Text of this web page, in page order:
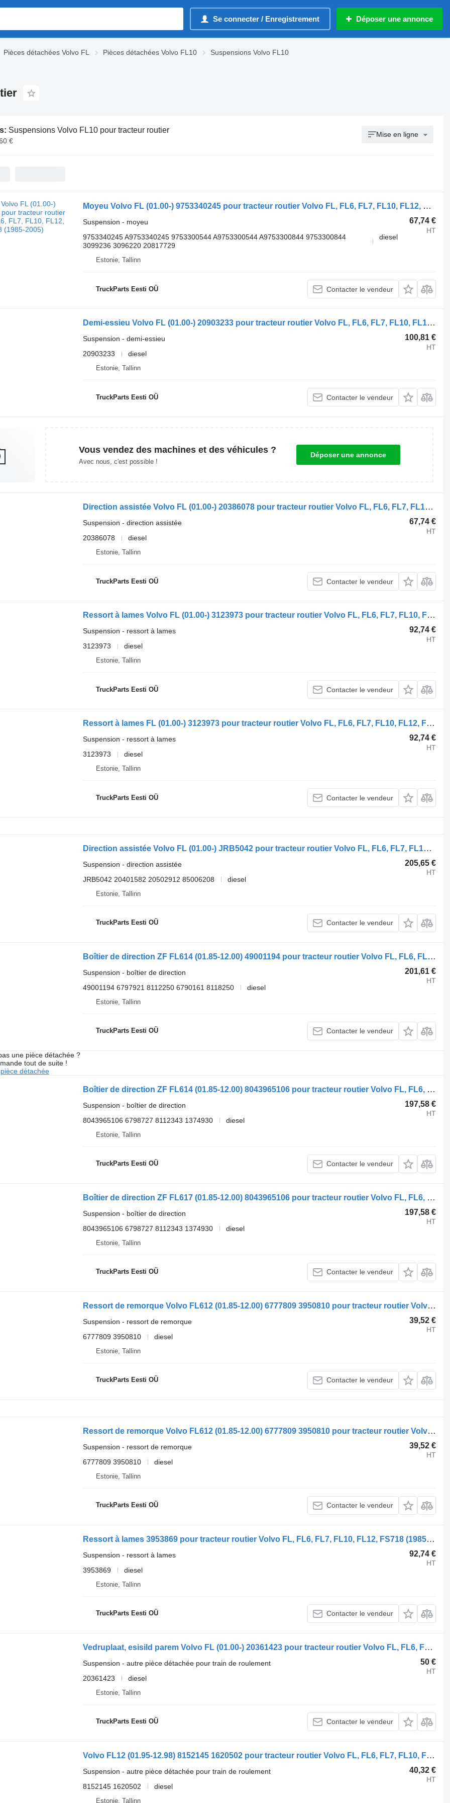
Se connecter / Enregistrement Déposer une annonce
Pièces détachées Volvo FL Pièces détachées Volvo FL10
Suspensions Volvo FL10
Suspensions Volvo FL10 pour tracteur routier
€
Mise en ligne
Moyeu Volvo FL (01.00-) 9753340245 pour tracteur routier Volvo FL, FL6, FL7, FL10, FL12, FS718 (1985-2005)
67,74 €
HT
Suspension - moyeu
9753340245 A9753340245 9753300544 A9753300544 A9753300844 9753300844
3099236 3096220 20817729
diesel
Estonie, Tallinn
TruckParts Eesti OÜ Contacter le vendeur
Demi-essieu Volvo FL (01.00-) 20903233 pour tracteur routier Volvo FL, FL6, FL7, FL10, FL12, FS718 (1985-2005)
100,81 €
HT
Suspension - demi-essieu
20903233
diesel
Estonie, Tallinn
TruckParts Eesti OÜ Contacter le vendeur
Vous vendez des machines et des véhicules ?
Avec nous, c'est possible !
Déposer une annonce
Direction assistée Volvo FL (01.00-) 20386078 pour tracteur routier Volvo FL, FL6, FL7, FL10, FL12, FS718 (1985-2005)
67,74 €
HT
Suspension - direction assistée
20386078
diesel
Estonie, Tallinn
TruckParts Eesti OÜ Contacter le vendeur
Ressort à lames Volvo FL (01.00-) 3123973 pour tracteur routier Volvo FL, FL6, FL7, FL10, FL12, FS718 (1985-2005)
92,74 €
HT
Suspension - ressort à lames
3123973
diesel
Estonie, Tallinn
TruckParts Eesti OÜ Contacter le vendeur
Ressort à lames FL (01.00-) 3123973 pour tracteur routier Volvo FL, FL6, FL7, FL10, FL12, FS718 (1985-2005)
92,74 €
HT
Suspension - ressort à lames
3123973
diesel
Estonie, Tallinn
TruckParts Eesti OÜ Contacter le vendeur
Direction assistée Volvo FL (01.00-) JRB5042 pour tracteur routier Volvo FL, FL6, FL7, FL10, FL12, FS718 (1985-2005)
205,65 €
HT
Suspension - direction assistée
JRB5042 20401582 20502912 85006208
diesel
Estonie, Tallinn
TruckParts Eesti OÜ Contacter le vendeur
Boîtier de direction ZF FL614 (01.85-12.00) 49001194 pour tracteur routier Volvo FL, FL6, FL7, FL10, FL12, FS718 (1985-2005)
201,61 €
HT
Suspension - boîtier de direction
49001194 6797921 8112250 6790161 8118250
diesel
Estonie, Tallinn
TruckParts Eesti OÜ Contacter le vendeur
une pièce détachée ?
tout de suite !
détachée
Boîtier de direction ZF FL614 (01.85-12.00) 8043965106 pour tracteur routier Volvo FL, FL6, FL7, FL10, FL12, FS718 (1985-2005)
197,58 €
HT
Suspension - boîtier de direction
8043965106 6798727 8112343 1374930
diesel
Estonie, Tallinn
TruckParts Eesti OÜ Contacter le vendeur
Boîtier de direction ZF FL617 (01.85-12.00) 8043965106 pour tracteur routier Volvo FL, FL6, FL7, FL10, FL12, FS718 (1985-2005)
197,58 €
HT
Suspension - boîtier de direction
8043965106 6798727 8112343 1374930
diesel
Estonie, Tallinn
TruckParts Eesti OÜ Contacter le vendeur
Ressort de remorque Volvo FL612 (01.85-12.00) 6777809 3950810 pour tracteur routier Volvo FL, FL6, FL7, FL10, FL12, FS718 (1985-2005)
39,52 €
HT
Suspension - ressort de remorque
6777809 3950810
diesel
Estonie, Tallinn
TruckParts Eesti OÜ Contacter le vendeur
Ressort de remorque Volvo FL612 (01.85-12.00) 6777809 3950810 pour tracteur routier Volvo FL, FL6, FL7, FL10, FL12, FS718 (1985-2005)
39,52 €
HT
Suspension - ressort de remorque
6777809 3950810
diesel
Estonie, Tallinn
TruckParts Eesti OÜ Contacter le vendeur
Ressort à lames 3953869 pour tracteur routier Volvo FL, FL6, FL7, FL10, FL12, FS718 (1985-2005)
92,74 €
HT
Suspension - ressort à lames
3953869
diesel
Estonie, Tallinn
TruckParts Eesti OÜ Contacter le vendeur
Vedruplaat, esisild parem Volvo FL (01.00-) 20361423 pour tracteur routier Volvo FL, FL6, FL7, FL10, FL12, FS718 (1985-2005)
50 €
HT
Suspension - autre pièce détachée pour train de roulement
20361423
diesel
Estonie, Tallinn
TruckParts Eesti OÜ Contacter le vendeur
Volvo FL12 (01.95-12.98) 8152145 1620502 pour tracteur routier Volvo FL, FL6, FL7, FL10, FL12, FS718 (1985-2005)
40,32 €
HT
Suspension - autre pièce détachée pour train de roulement
8152145 1620502
diesel
Estonie, Tallinn